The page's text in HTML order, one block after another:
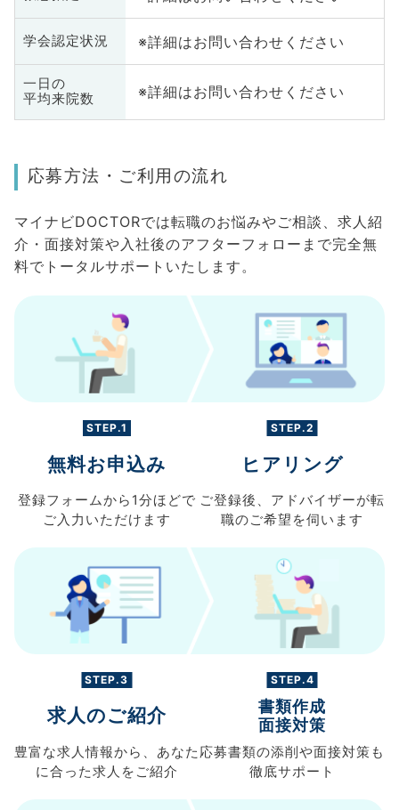
学会認定状況 ※詳細はお問い合わせください
一日の
平均来院数
※詳細はお問い合わせください
応募方法・ご利用の流れ
マイナビDOCTORでは転職のお悩みやご相談、求人紹
介・面接対策や入社後のアフターフォローまで完全無
料でトータルサポートいたします。
STEP.1
無料お申込み
登録フォームから 1分ほどで
ご入力 いただけます
STEP.2
ヒアリング
ご登録後、 アドバイザーが転
職のご希望を伺います
STEP.3
求人のご紹介
豊富な求人情報から、 あなた
に合った求人を ご紹介
STEP.4
書類作成
面接対策
応募書類の添削や面接対策も
徹底サポート